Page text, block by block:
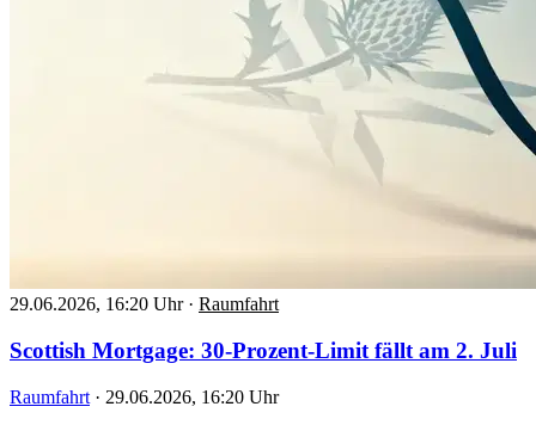
29.06.2026, 16:20 Uhr · Raumfahrt
Scottish Mortgage: 30-Prozent-Limit fällt am 2. Juli
Raumfahrt · 29.06.2026, 16:20 Uhr